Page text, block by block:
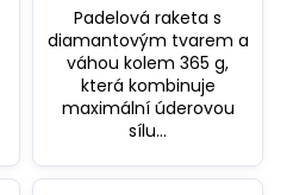
Padelová raketa s
diamantovým tvarem a
váhou kolem 365 g,
která kombinuje
maximální úderovou
sílu...